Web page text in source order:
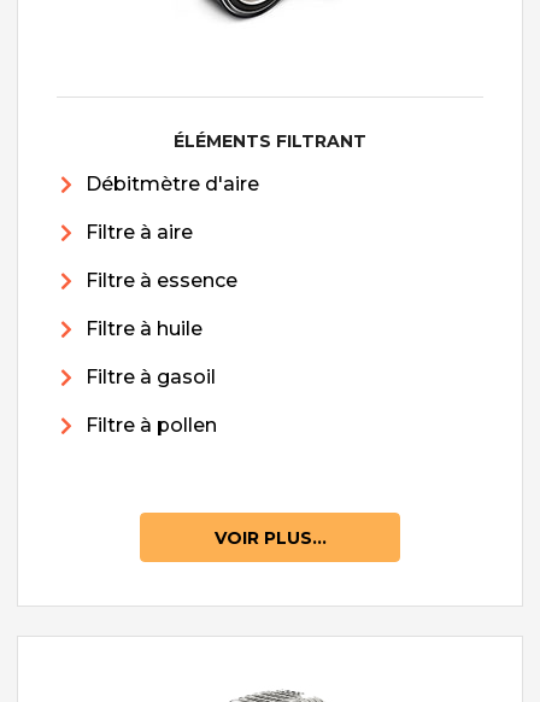
ÉLÉMENTS FILTRANT
Débitmètre d'aire
Filtre à aire
Filtre à essence
Filtre à huile
Filtre à gasoil
Filtre à pollen
VOIR PLUS...